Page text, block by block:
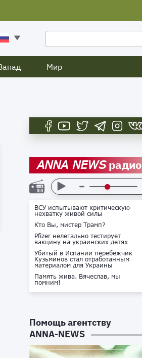
Мир
ANNA NEWSрадио
ВСУ испытывают критическую
нехватку живой силы
Кто Вы, мистер Трамп?
Pfizer нелегально тестирует
вакцину на украинских детях
Убитый в Испании перебежчик
Кузьминов стал отработанным
материалом для Украины
Память жива. Вячеслав, мы
помним!
Не доставайся ты никому!
Помощь агентству
ANNA-NEWS